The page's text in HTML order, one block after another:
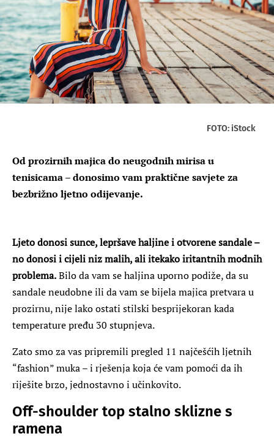
FOTO: iStock
Od prozirnih majica do neugodnih mirisa u
tenisicama – donosimo vam praktične savjete za
bezbrižno ljetno odijevanje.
Ljeto donosi sunce, lepršave haljine i otvorene sandale –
no donosi i cijeli niz malih, ali itekako iritantnih modnih
problema.Bilo da vam se haljina uporno podiže, da su
sandale neudobne ili da vam se bijela majica pretvara u
prozirnu, nije lako ostati stilski besprijekoran kada
temperature pređu 30 stupnjeva.
Zato smo za vas pripremili pregled 11 najčešćih ljetnih
“fashion” muka – i rješenja koja će vam pomoći da ih
riješite brzo, jednostavno i učinkovito.
Off-shoulder top stalno sklizne s
ramena